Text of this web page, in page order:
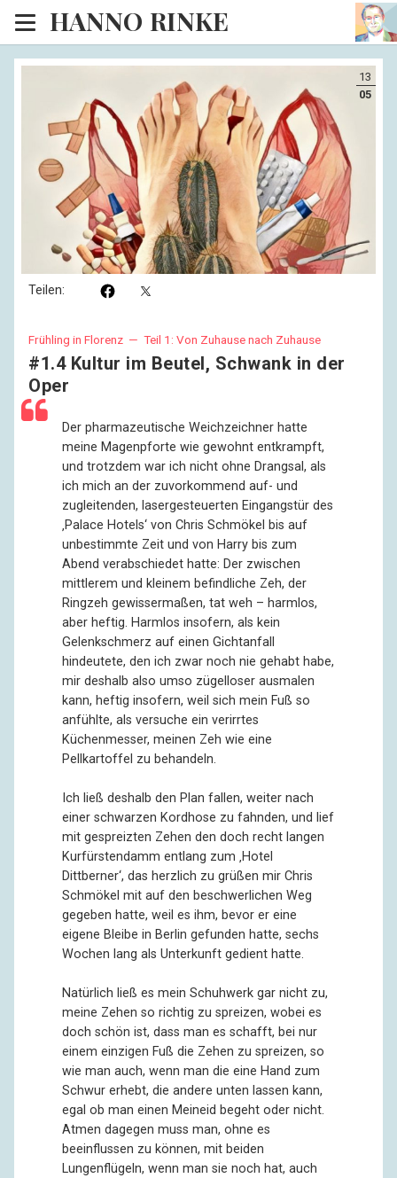
HANNO RINKE
Heim
EISINSEL
Sonntagspredigten
Blog
Lesesaal
Hörsaal
Kinosaal
Teilen:
13
05
Frühling in Florenz — Teil 1: Von Zuhause nach Zuhause
#1.4 Kultur im Beutel, Schwank in der
Oper
Der pharmazeutische Weichzeichner hatte
meine Magenpforte wie gewohnt entkrampft,
und trotzdem war ich nicht ohne Drangsal, als
ich mich an der zuvorkommend auf- und
zugleitenden, lasergesteuerten Eingangstür des
‚Palace Hotels‘ von Chris Schmökel bis auf
unbestimmte Zeit und von Harry bis zum
Abend verabschiedet hatte: Der zwischen
mittlerem und kleinem befindliche Zeh, der
Ringzeh gewissermaßen, tat weh – harmlos,
aber heftig. Harmlos insofern, als kein
Gelenkschmerz auf einen Gichtanfall
hindeutete, den ich zwar noch nie gehabt habe,
mir deshalb also umso zügelloser ausmalen
kann, heftig insofern, weil sich mein Fuß so
anfühlte, als versuche ein verirrtes
Küchenmesser, meinen Zeh wie eine
Pellkartoffel zu behandeln.
Ich ließ deshalb den Plan fallen, weiter nach
einer schwarzen Kordhose zu fahnden, und lief
mit gespreizten Zehen den doch recht langen
Kurfürstendamm entlang zum ‚Hotel
Dittberner‘, das herzlich zu grüßen mir Chris
Schmökel mit auf den beschwerlichen Weg
gegeben hatte, weil es ihm, bevor er eine
eigene Bleibe in Berlin gefunden hatte, sechs
Wochen lang als Unterkunft gedient hatte.
Natürlich ließ es mein Schuhwerk gar nicht zu,
meine Zehen so richtig zu spreizen, wobei es
doch schön ist, dass man es schafft, bei nur
einem einzigen Fuß die Zehen zu spreizen, so
wie man auch, wenn man die eine Hand zum
Schwur erhebt, die andere unten lassen kann,
egal ob man einen Meineid begeht oder nicht.
Atmen dagegen muss man, ohne es
beeinflussen zu können, mit beiden
Lungenflügeln, wenn man sie noch hat, auch